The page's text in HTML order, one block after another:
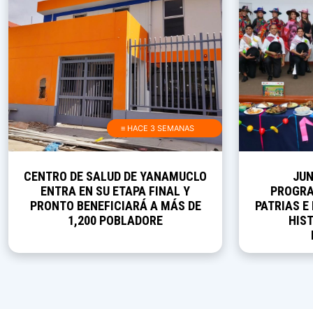
≡ HACE 3 SEMANAS
CENTRO DE SALUD DE YANAMUCLO
ENTRA EN SU ETAPA FINAL Y
PRONTO BENEFICIARÁ A MÁS DE
1,200 POBLADORE
PATRIAS